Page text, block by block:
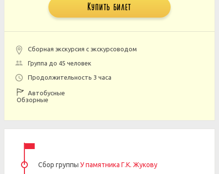
Купить билет
Сборная экскурсия с экскурсоводом
Группа до 45 человек
Продолжительность 3 часа
Автобусные
Обзорные
Сбор группы У памятника Г.К. Жукову